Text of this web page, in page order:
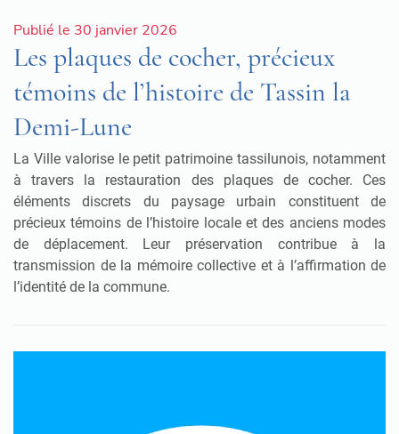
Publié le 30 janvier 2026
Les plaques de cocher, précieux
témoins de l’histoire de Tassin la
Demi-Lune
La Ville valorise le petit patrimoine tassilunois, notamment
à travers la restauration des plaques de cocher. Ces
éléments discrets du paysage urbain constituent de
précieux témoins de l’histoire locale et des anciens modes
de déplacement. Leur préservation contribue à la
transmission de la mémoire collective et à l’affirmation de
l’identité de la commune.